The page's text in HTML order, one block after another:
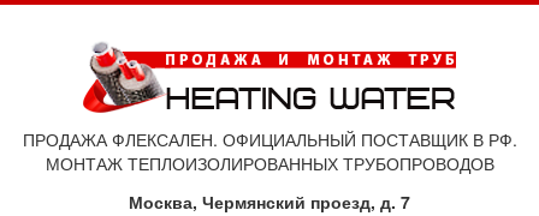
ПРОДАЖА ФЛЕКСАЛЕН. ОФИЦИАЛЬНЫЙ ПОСТАВЩИК В РФ.
МОНТАЖ ТЕПЛОИЗОЛИРОВАННЫХ ТРУБОПРОВОДОВ
Москва, Чермянский проезд, д. 7